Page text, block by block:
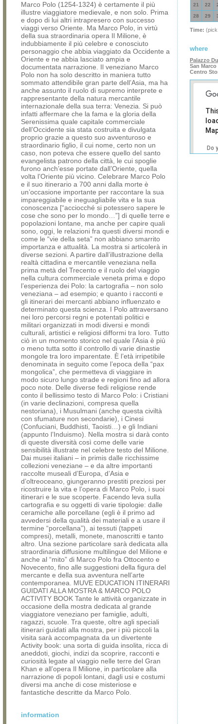
Marco Polo (1254-1324) è certamente il più
illustre viaggiatore medievale, e non solo. Prima
e dopo di lui altri intrapresero con successo
viaggi verso Oriente. Ma Marco Polo, in virtù
della sua straordinaria opera Il Milione, è
indubbiamente il più celebre e conosciuto
personaggio che abbia viaggiato da Occidente a
Oriente e ne abbia lasciato ampia e
documentata narrazione. Il veneziano Marco
Polo non ha solo descritto in maniera tutto
sommato attendibile gran parte dell’Asia, ma ha
anche assunto il ruolo di supremo interprete e
rappresentante della natura mercantile
internazionale della sua terra: Venezia. Si può
infatti affermare che la fama e la gloria della
Serenissima quale capitale commerciale
dell’Occidente sia stata costruita e divulgata
proprio grazie a questo suo avventuroso e
straordinario figlio, il cui nome, certo non un
caso, non poteva che essere quello del santo
evangelista patrono della città, le cui spoglie
furono anch’esse portate dall’Oriente, quella
volta l’Oriente più vicino. Celebrare Marco Polo
e il suo itinerario a 700 anni dalla morte è
un’occasione importante per raccontare la sua
impareggiabile e ineguagliabile vita e la sua
conoscenza [“acciocché si potessero sapere le
cose che sono per lo mondo…”] di quelle terre e
popolazioni lontane, ma anche per capire quali
sono, oggi, le relazioni fra questi diversi mondi e
come le “vie della seta” non abbiano smarrito
importanza e attualità. La mostra si articolerà in
diverse sezioni. A partire dall’illustrazione della
realtà cittadina e mercantile veneziana nella
prima metà del Trecento e il ruolo del viaggio
nella cultura commerciale veneta prima e dopo
l’esperienza dei Polo: la cartografia – non solo
veneziana – ad esempio; e quanto i racconti e
gli itinerari dei mercanti abbiano influenzato e
determinato questa scienza. I Polo attraversano
nei loro percorsi regni e potentati politici e
militari organizzati in modi diversi e mondi
culturali, artistici e religiosi difformi tra loro. Tutto
ciò in un momento storico nel quale l’Asia è più
o meno tutta sotto il controllo di varie dinastie
mongole tra loro imparentate. È l’età irripetibile
denominata in seguito come l’epoca della “pax
mongolica”, che permetteva di viaggiare in
modo sicuro lungo strade e regioni fino ad allora
poco note. Delle diverse fedi religiose rende
conto il bellissimo testo di Marco Polo: i Cristiani
(in varie declinazioni, compresa quella
nestoriana), i Musulmani (anche questa civiltà
con sfumature non secondarie), i Cinesi
(Confuciani, Buddhisti, Taoisti…) e gli Indiani
(appunto l’Induismo). Nella mostra si darà conto
di queste diversità così come delle varie
sensibilità illustrate nel celebre testo del Milione.
Dai musei italiani – in primis dalle ricchissime
collezioni veneziane – e da altre importanti
raccolte museali d’Europa, d’Asia e
d’oltreoceano, giungeranno prestiti preziosi per
ricostruire la vita e l’opera di Marco Polo, i suoi
itinerari e le sue scoperte. Facendo leva sulla
cartografia e su oggetti di varie tipologie: dalle
ceramiche alle porcellane (egli è il primo ad
avvedersi della qualità dei materiali e a usare il
termine “porcellana”), ai tessuti (tappeti
compresi), metalli, monete, manoscritti e tanto
altro. Una sezione particolare sarà dedicata alla
straordinaria diffusione multilingue del Milione e
anche al “mito” di Marco Polo fra Ottocento e
Novecento, fino alle suggestioni della figura del
mercante e della sua avventura nell’arte
contemporanea. MUVE EDUCATION ITINERARI
GUIDATI ALLA MOSTRA & MARCO POLO
ACTIVITY BOOK Tante le attività organizzate in
occasione della mostra dedicata al grande
viaggiatore veneziano per famiglie, adulti,
ragazzi, scuole. Tra queste, oltre agli speciali
itinerari guidati alla mostra, per i più piccoli la
visita sarà accompagnata da un divertente
Activity book: una sorta di guida insolita, ricca di
aneddoti, giochi, indizi da scoprire, racconti e
curiosità legate al viaggio nelle terre del Gran
Khan e all’opera Il Milione, in particolare alla
narrazione di popoli lontani, dagli usi e costumi
diversi ma anche di cose misteriose e
fantastiche descritte da Marco Polo.
information
21 22
28 29
Time:
where
Palazzo
San Marco
Centro
Do